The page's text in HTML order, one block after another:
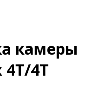
камеры
4T/4T